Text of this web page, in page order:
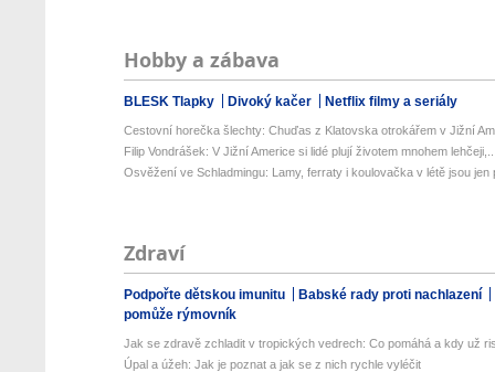
Hobby a zábava
BLESK Tlapky Divoký kačer Netflix filmy a seriály
Cestovní horečka šlechty: Chuďas z Klatovska otrokářem v Jižní
Filip Vondrášek: V Jižní Americe si lidé plují životem mnohem
Osvěžení ve Schladmingu: Lamy, ferraty i koulovačka v létě jsou jen
Zdraví
Podpořte dětskou imunitu
Babské rady proti nachlazení
pomůže rýmovník
Jak se zdravě zchladit v tropických vedrech: Co pomáhá a kdy už
Úpal a úžeh: Jak je poznat a jak se z nich rychle vyléčit